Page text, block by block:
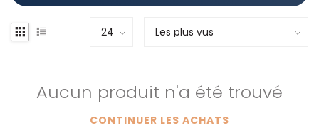
Aucun produit n'a été trouvé
CONTINUER LES ACHATS